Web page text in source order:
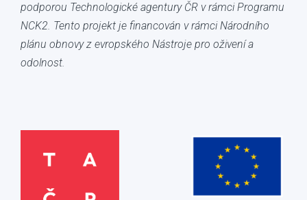
podporou Technologické agentury ČR v rámci Programu
NCK2. Tento projekt je financován v rámci Národního
plánu obnovy z evropského Nástroje pro oživení a
odolnost.